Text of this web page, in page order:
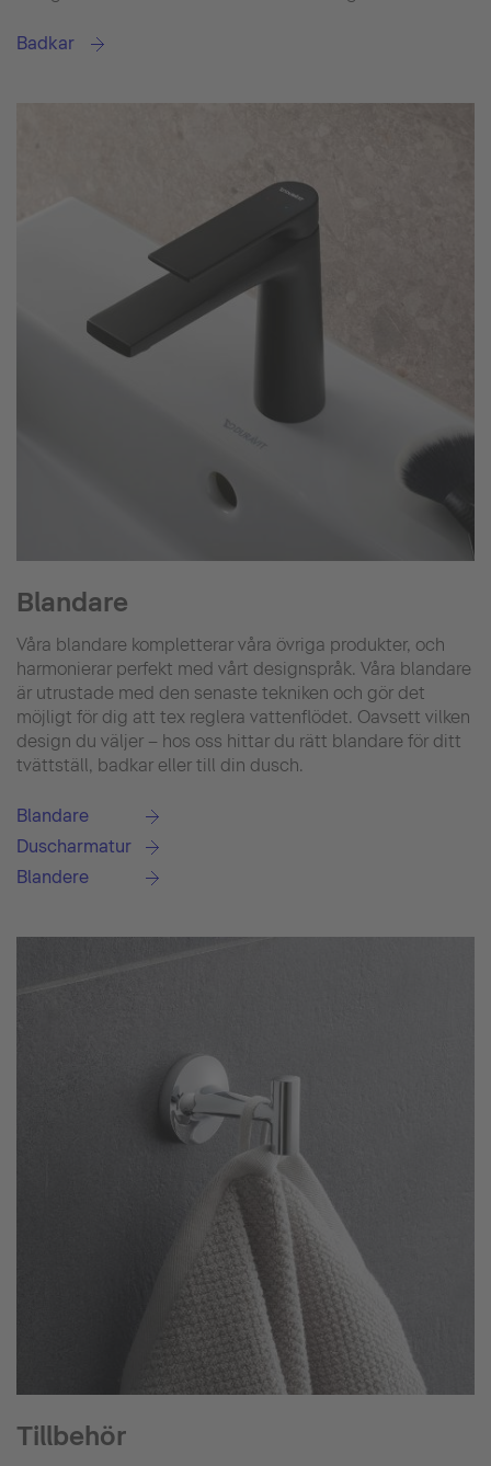
Badkar
Blandare
Våra blandare kompletterar våra övriga produkter, och
harmonierar perfekt med vårt designspråk. Våra blandare
är utrustade med den senaste tekniken och gör det
möjligt för dig att tex reglera vattenflödet. Oavsett vilken
design du väljer – hos oss hittar du rätt blandare för ditt
tvättställ, badkar eller till din dusch.
Blandare
Duscharmatur
Blandere
Tillbehör